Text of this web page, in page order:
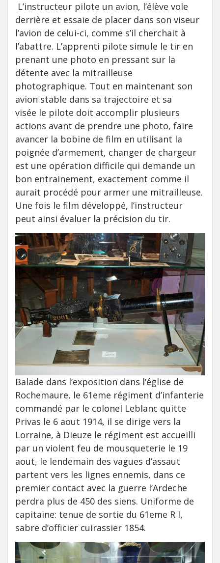
L’instructeur pilote un avion, l’élève vole
derrière et essaie de placer dans son viseur
l’avion de celui-ci, comme s’il cherchait à
l’abattre. L’apprenti pilote simule le tir en
prenant une photo en pressant sur la
détente avec la mitrailleuse
photographique. Tout en maintenant son
avion stable dans sa trajectoire et sa
visée le pilote doit accomplir plusieurs
actions avant de prendre une photo, faire
avancer la bobine de film en utilisant la
poignée d’armement, changer de chargeur
est une opération difficile qui demande un
bon entrainement, exactement comme il
aurait procédé pour armer une mitrailleuse.
Une fois le film développé, l’instructeur
peut ainsi évaluer la précision du tir.
Balade dans l’exposition dans l’église de
Rochemaure, le 61eme régiment d’infanterie
commandé par le colonel Leblanc quitte
Privas le 6 aout 1914, il se dirige vers la
Lorraine, à Dieuze le régiment est accueilli
par un violent feu de mousqueterie le 19
aout, le lendemain des vagues d’assaut
partent vers les lignes ennemis, dans ce
premier contact avec la guerre l’Ardeche
perdra plus de 450 des siens. Uniforme de
capitaine: tenue de sortie du 61eme R I,
sabre d’officier cuirassier 1854.